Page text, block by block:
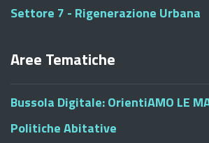
Settore 7 - Rigenerazione Urbana
Aree Tematiche
Bussola Digitale: OrientiAMO LE
Politiche Abitative